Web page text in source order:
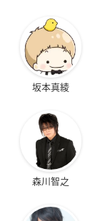
坂本真綾
森川智之